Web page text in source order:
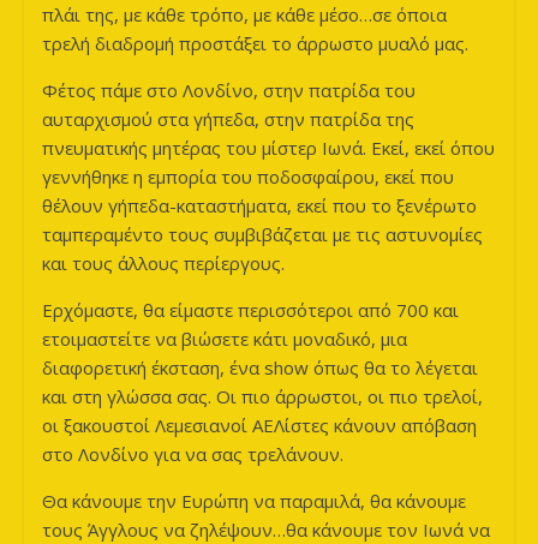
πλάι της, με κάθε τρόπο, με κάθε μέσο…σε όποια
τρελή διαδρομή προστάξει το άρρωστο μυαλό μας.
Φέτος πάμε στο Λονδίνο, στην πατρίδα του
αυταρχισμού στα γήπεδα, στην πατρίδα της
πνευματικής μητέρας του μίστερ Ιωνά. Εκεί, εκεί όπου
γεννήθηκε η εμπορία του ποδοσφαίρου, εκεί που
θέλουν γήπεδα-καταστήματα, εκεί που το ξενέρωτο
ταμπεραμέντο τους συμβιβάζεται με τις αστυνομίες
και τους άλλους περίεργους.
Ερχόμαστε, θα είμαστε περισσότεροι από 700 και
ετοιμαστείτε να βιώσετε κάτι μοναδικό, μια
διαφορετική έκσταση, ένα show όπως θα το λέγεται
και στη γλώσσα σας. Οι πιο άρρωστοι, οι πιο τρελοί,
οι ξακουστοί Λεμεσιανοί ΑΕΛίστες κάνουν απόβαση
στο Λονδίνο για να σας τρελάνουν.
Θα κάνουμε την Ευρώπη να παραμιλά, θα κάνουμε
τους Άγγλους να ζηλέψουν…θα κάνουμε τον Ιωνά να